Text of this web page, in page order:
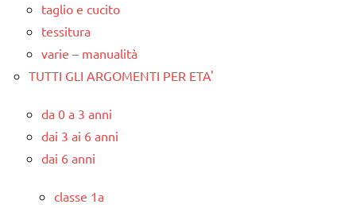
taglio e cucito
tessitura
varie – manualità
TUTTI GLI ARGOMENTI PER ETA'
da 0 a 3 anni
dai 3 ai 6 anni
dai 6 anni
classe 1a